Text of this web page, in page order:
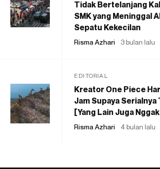
Tidak Bertelanjang
SMK yang Meninggal
Sepatu Kekecilan
Risma Azhari 3 bulan lalu
EDITORIAL
Kreator One Piece
Jam Supaya
[Yang Lain Juga
Risma Azhari 4 bulan lalu